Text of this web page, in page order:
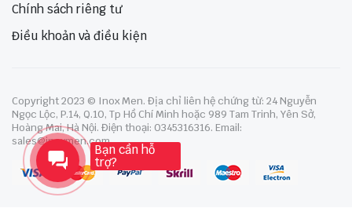
Chính sách riêng tư
Điều khoản và điều kiện
Copyright 2023 © Inox Men. Địa chỉ liên hệ chứng từ: 24 Nguyễn
Ngọc Lộc, P.14, Q.10, Tp Hồ Chí Minh hoặc 989 Tam Trinh, Yên Sở,
Hoàng Mai, Hà Nội. Điện thoại: 0345316316. Email:
sales@inoxmen.com
Bạn cần hỗ
trợ?